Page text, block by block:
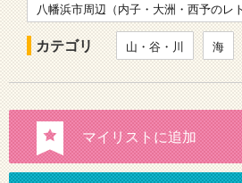
八幡浜市周辺（内子・大洲・西予のレ
カテゴリ 山・谷・川 海